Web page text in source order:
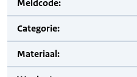
Meldcode:
Categorie:
Materiaal: